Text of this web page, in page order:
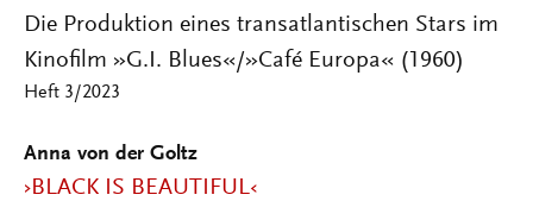
Die Produktion eines transatlantischen Stars im
Kinofilm »G.I. Blues«/»Café Europa« (1960)
Heft 3/2023
Anna von der Goltz
›BLACK IS BEAUTIFUL‹